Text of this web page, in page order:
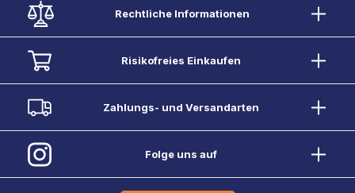
Rechtliche Informationen
Risikofreies Einkaufen
Zahlungs- und Versandarten
Folge uns auf